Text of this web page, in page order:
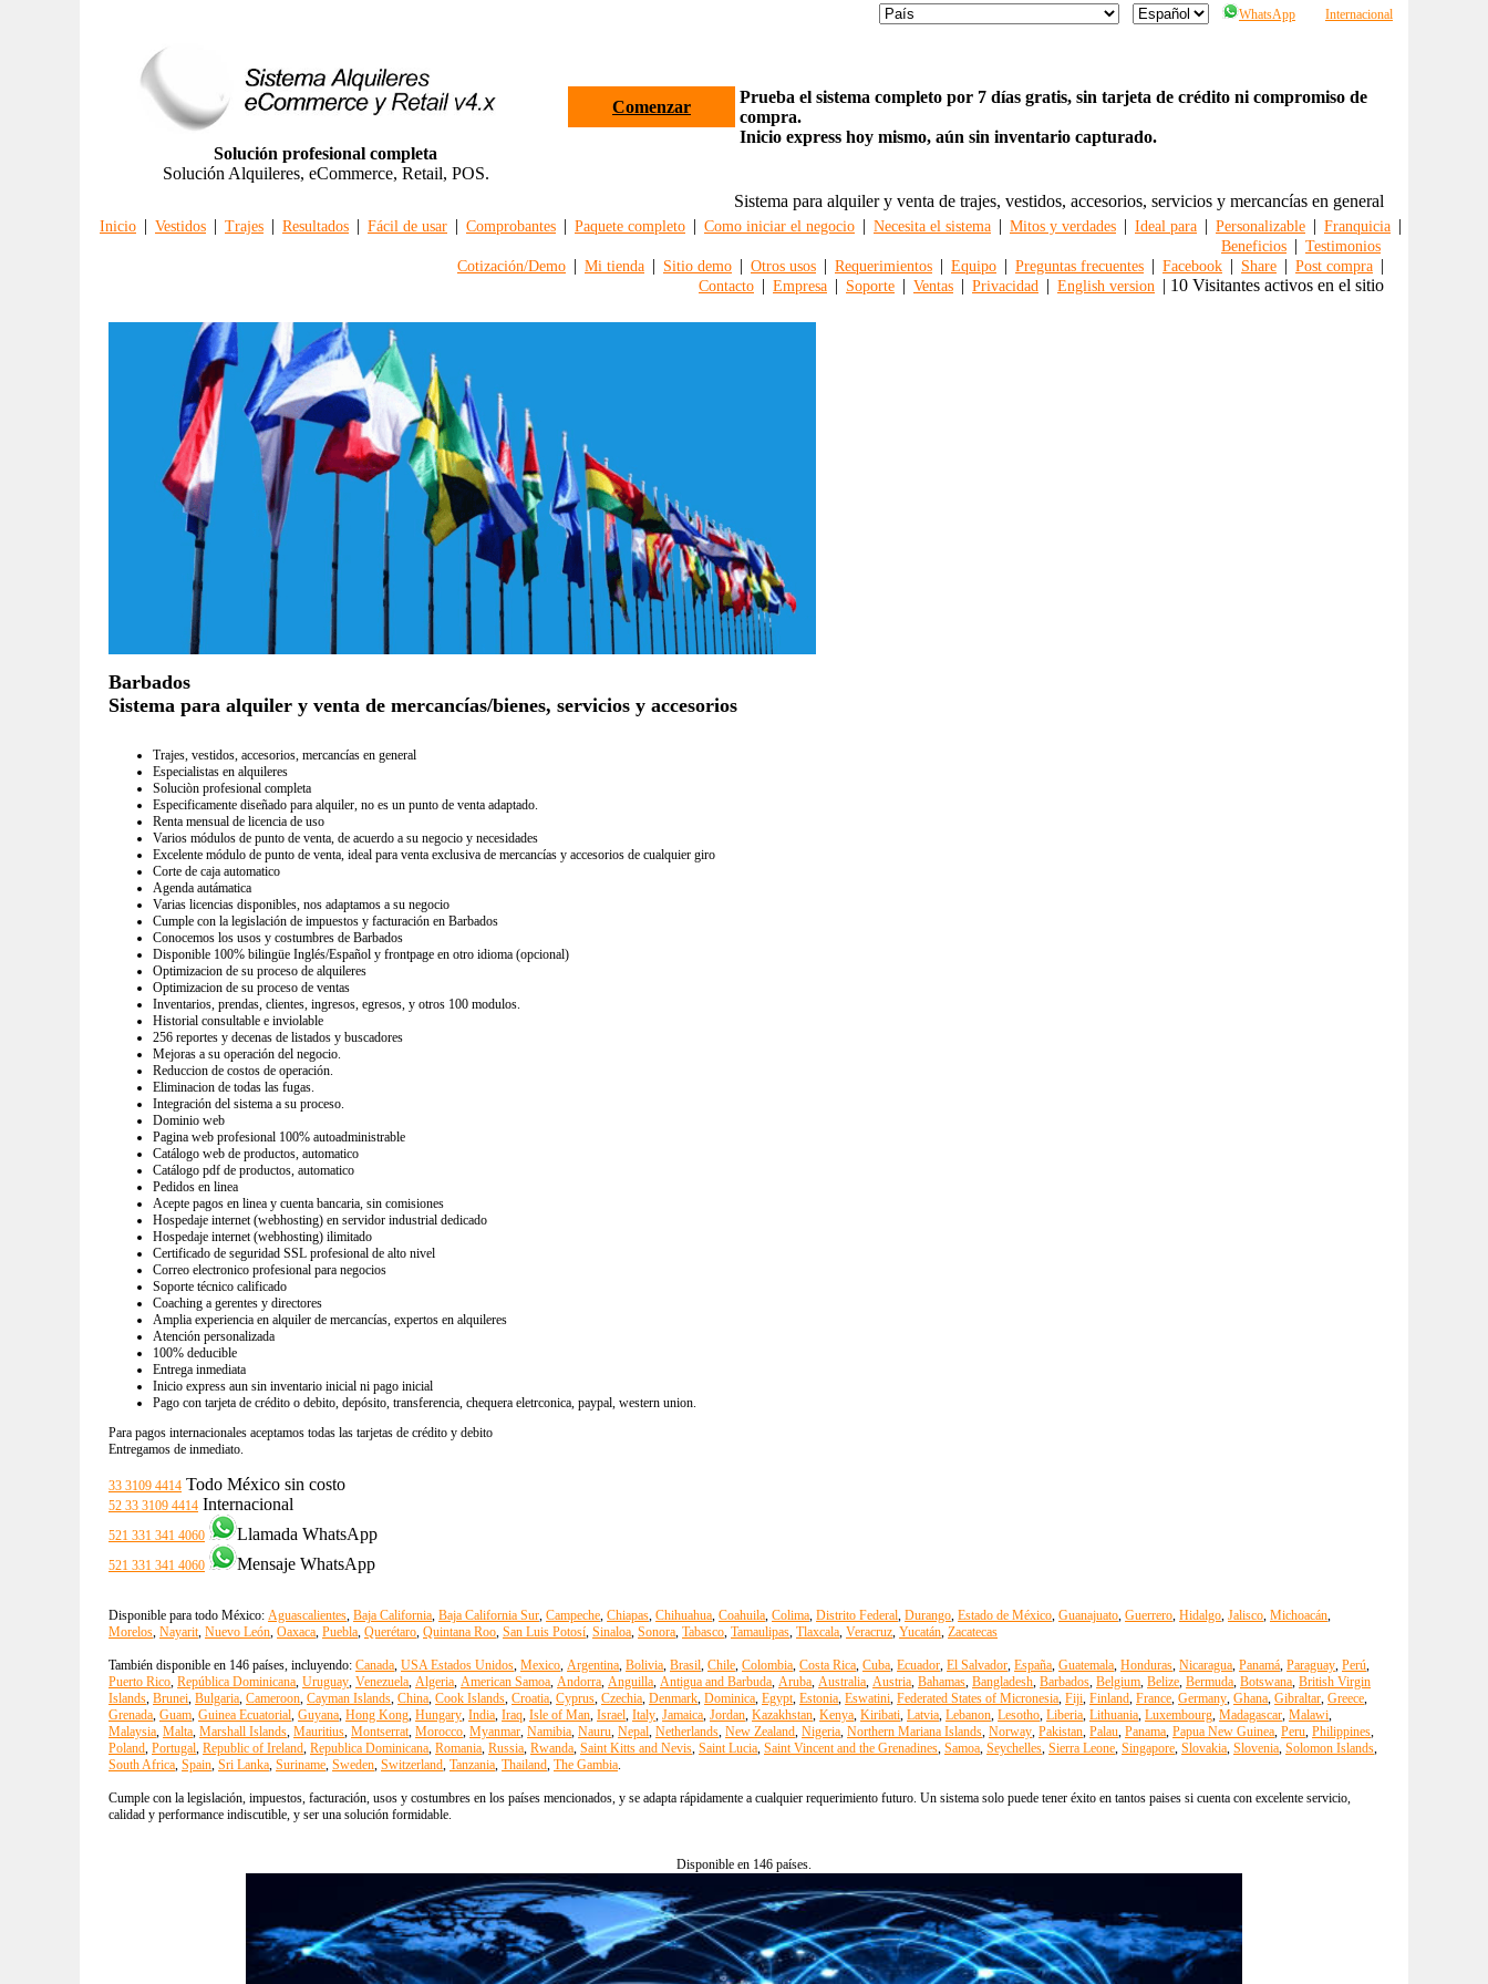
WhatsApp Internacional
Solución profesional completa
Solución Alquileres, eCommerce, Retail, POS.
Comenzar
Prueba el sistema completo por 7 días gratis, sin tarjeta de crédito ni compromiso de
compra.
Inicio express hoy mismo, aún sin inventario capturado.
Sistema para alquiler y venta de trajes, vestidos, accesorios, servicios y mercancías en general
Inicio | Vestidos | Trajes | Resultados | Fácil de usar | Comprobantes | Paquete completo | Como iniciar el negocio | Necesita el sistema | Mitos y verdades | Ideal para | Personalizable | Franquicia |
Beneficios | Testimonios
Cotización/Demo | Mi tienda | Sitio demo | Otros usos | Requerimientos | Equipo | Preguntas frecuentes | Facebook | Share | Post compra |
Contacto | Empresa | Soporte | Ventas | Privacidad | English version | 10 Visitantes activos en el sitio
Barbados
Sistema para alquiler y venta de mercancías/bienes, servicios y accesorios
Trajes, vestidos, accesorios, mercancías en general
Especialistas en alquileres
Soluciòn profesional completa
Especificamente diseñado para alquiler, no es un punto de venta adaptado.
Renta mensual de licencia de uso
Varios módulos de punto de venta, de acuerdo a su negocio y necesidades
Excelente módulo de punto de venta, ideal para venta exclusiva de mercancías y accesorios de cualquier giro
Corte de caja automatico
Agenda autámatica
Varias licencias disponibles, nos adaptamos a su negocio
Cumple con la legislación de impuestos y facturación en Barbados
Conocemos los usos y costumbres de Barbados
Disponible 100% bilingüe Inglés/Español y frontpage en otro idioma (opcional)
Optimizacion de su proceso de alquileres
Optimizacion de su proceso de ventas
Inventarios, prendas, clientes, ingresos, egresos, y otros 100 modulos.
Historial consultable e inviolable
256 reportes y decenas de listados y buscadores
Mejoras a su operación del negocio.
Reduccion de costos de operación.
Eliminacion de todas las fugas.
Integración del sistema a su proceso.
Dominio web
Pagina web profesional 100% autoadministrable
Catálogo web de productos, automatico
Catálogo pdf de productos, automatico
Pedidos en linea
Acepte pagos en linea y cuenta bancaria, sin comisiones
Hospedaje internet (webhosting) en servidor industrial dedicado
Hospedaje internet (webhosting) ilimitado
Certificado de seguridad SSL profesional de alto nivel
Correo electronico profesional para negocios
Soporte técnico calificado
Coaching a gerentes y directores
Amplia experiencia en alquiler de mercancías, expertos en alquileres
Atención personalizada
100% deducible
Entrega inmediata
Inicio express aun sin inventario inicial ni pago inicial
Pago con tarjeta de crédito o debito, depósito, transferencia, chequera eletrconica, paypal, western union.
Para pagos internacionales aceptamos todas las tarjetas de crédito y debito
Entregamos de inmediato.
33 3109 4414 Todo México sin costo
52 33 3109 4414 Internacional
521 331 341 4060 Llamada WhatsApp
521 331 341 4060 Mensaje WhatsApp
Disponible para todo México: Aguascalientes, Baja California, Baja California Sur, Campeche, Chiapas, Chihuahua, Coahuila, Colima, Distrito Federal, Durango, Estado de México, Guanajuato, Guerrero, Hidalgo, Jalisco, Michoacán,
Morelos, Nayarit, Nuevo León, Oaxaca, Puebla, Querétaro, Quintana Roo, San Luis Potosí, Sinaloa, Sonora, Tabasco, Tamaulipas, Tlaxcala, Veracruz, Yucatán, Zacatecas
También disponible en 146 países, incluyendo: Canada, USA Estados Unidos, Mexico, Argentina, Bolivia, Brasil, Chile, Colombia, Costa Rica, Cuba, Ecuador, El Salvador, España, Guatemala, Honduras, Nicaragua, Panamá, Paraguay, Perú,
Puerto Rico, República Dominicana, Uruguay, Venezuela, Algeria, American Samoa, Andorra, Anguilla, Antigua and Barbuda, Aruba, Australia, Austria, Bahamas, Bangladesh, Barbados, Belgium, Belize, Bermuda, Botswana, British Virgin
Islands, Brunei, Bulgaria, Cameroon, Cayman Islands, China, Cook Islands, Croatia, Cyprus, Czechia, Denmark, Dominica, Egypt, Estonia, Eswatini, Federated States of Micronesia, Fiji, Finland, France, Germany, Ghana, Gibraltar, Greece,
Grenada, Guam, Guinea Ecuatorial, Guyana, Hong Kong, Hungary, India, Iraq, Isle of Man, Israel, Italy, Jamaica, Jordan, Kazakhstan, Kenya, Kiribati, Latvia, Lebanon, Lesotho, Liberia, Lithuania, Luxembourg, Madagascar, Malawi,
Malaysia, Malta, Marshall Islands, Mauritius, Montserrat, Morocco, Myanmar, Namibia, Nauru, Nepal, Netherlands, New Zealand, Nigeria, Northern Mariana Islands, Norway, Pakistan, Palau, Panama, Papua New Guinea, Peru, Philippines,
Poland, Portugal, Republic of Ireland, Republica Dominicana, Romania, Russia, Rwanda, Saint Kitts and Nevis, Saint Lucia, Saint Vincent and the Grenadines, Samoa, Seychelles, Sierra Leone, Singapore, Slovakia, Slovenia, Solomon Islands,
South Africa, Spain, Sri Lanka, Suriname, Sweden, Switzerland, Tanzania, Thailand, The Gambia.
Cumple con la legislación, impuestos, facturación, usos y costumbres en los países mencionados, y se adapta rápidamente a cualquier requerimiento futuro. Un sistema solo puede tener éxito en tantos paises si cuenta con excelente servicio,
calidad y performance indiscutible, y ser una solución formidable.
Disponible en 146 países.